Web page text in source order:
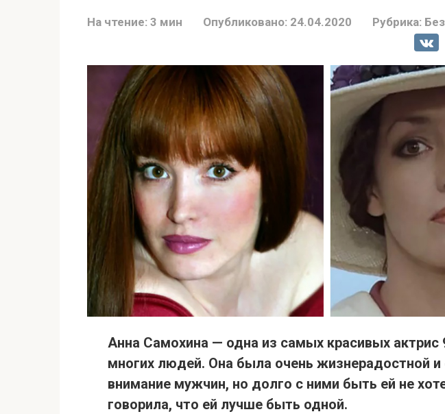
На чтение: 3 мин Опубликовано: 24.04.2020 Рубрика:
Анна Самохина — одна из самых красивых актрис
многих людей. Она была очень жизнерадостной и
внимание мужчин, но долго с ними быть ей не
говорила, что ей лучше быть одной.